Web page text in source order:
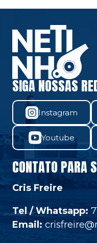
SIGA NOSSAS
Instagram
Youtube
CONTATO PARA
Cris Freire
Tel / Whatsapp:
Email: crisfreire